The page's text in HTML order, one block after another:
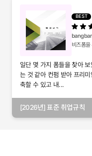
BEST
비즈폼을
일단 몇 가지 폼들을 찾아
는 것 같아 컨펌 받아 프리
축할 수 있고 내...
[2026년] 표준 취업규칙